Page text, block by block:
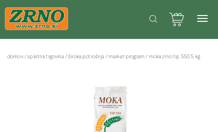
POTREBUJETE POMOČ PRI SPLETNEM NAKUPU? Pišite na: info@zrno.si
domov /spletna trgovina /široka potrošnja / market program/ moka zrno tip 550 5 kg